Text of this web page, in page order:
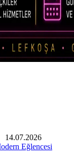
14.07.2026
Eğlencesi